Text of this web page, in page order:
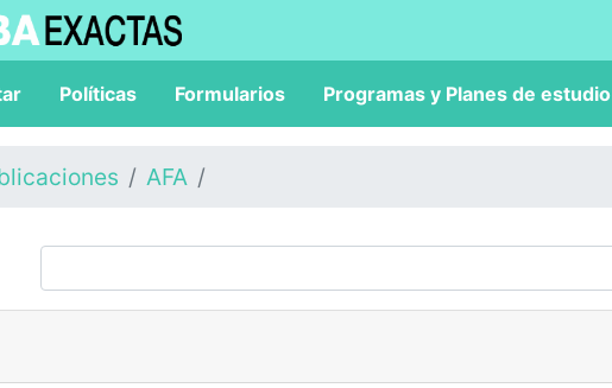
Políticas Formularios Programas y Planes de estudio
AFA